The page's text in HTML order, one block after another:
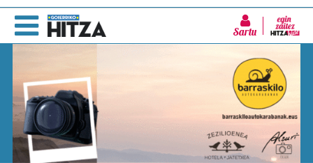
Sartu